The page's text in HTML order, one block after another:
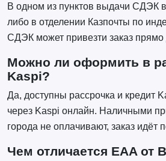
В одном из пунктов выдачи СДЭК
либо в отделении Казпочты по
СДЭК может привезти заказ прямо
Можно ли оформить в
Kaspi?
Да, доступны рассрочка и кредит
через Kaspi онлайн. Наличными
города не оплачивают, заказ идёт
Чем отличается EAA от